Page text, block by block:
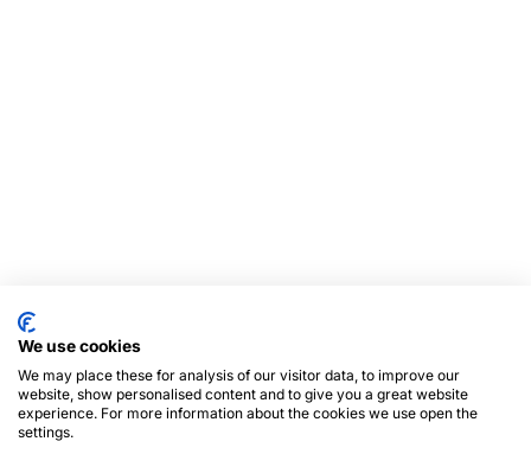
We use cookies
We may place these for analysis of our visitor data, to improve our
website, show personalised content and to give you a great website
experience. For more information about the cookies we use open the
settings.